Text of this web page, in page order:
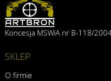
Koncesja MSWiA nr B-118/
SKLEP
O firmie